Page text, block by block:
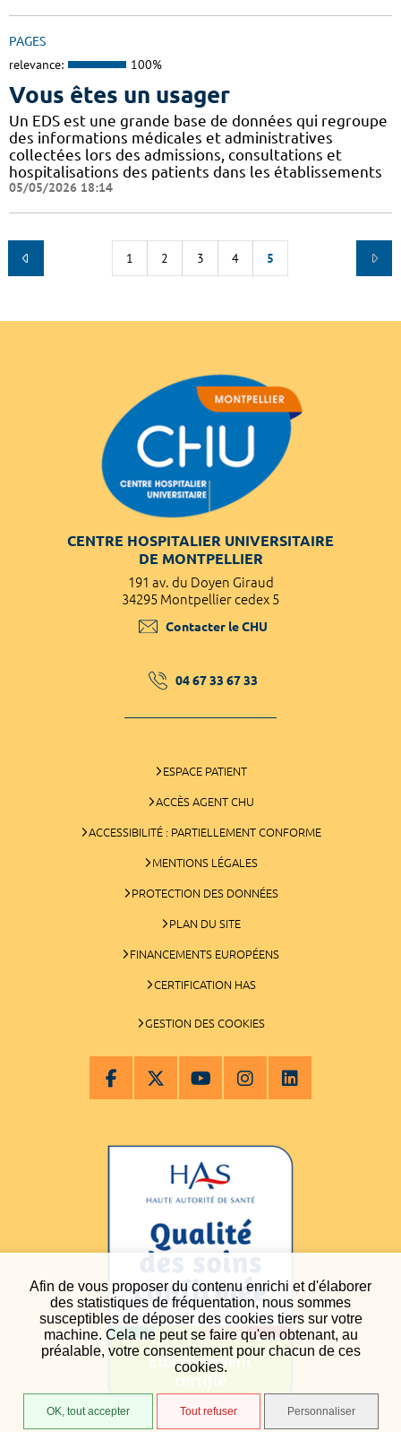
Afin de vous proposer du contenu enrichi et d'élaborer
des statistiques de fréquentation, nous sommes
susceptibles de déposer des cookies tiers sur votre
machine. Cela ne peut se faire qu'en obtenant, au
préalable, votre consentement pour chacun de ces
cookies.
OK, tout accepter Tout refuser Personnaliser
PAGES
relevance: 100%
Vous êtes un usager
Un EDS est une grande base de données qui regroupe
des informations médicales et administratives
collectées lors des admissions, consultations et
hospitalisations des patients dans les établissements
05/05/2026 18:14
1 2 3 4 5
CENTRE HOSPITALIER UNIVERSITAIRE
DE MONTPELLIER
191 av. du Doyen Giraud
34295 Montpellier cedex 5
Contacter le CHU
04 67 33 67 33
ESPACE PATIENT
ACCÈS AGENT CHU
ACCESSIBILITÉ : PARTIELLEMENT CONFORME
MENTIONS LÉGALES
PROTECTION DES DONNÉES
PLAN DU SITE
FINANCEMENTS EUROPÉENS
CERTIFICATION HAS
GESTION DES COOKIES